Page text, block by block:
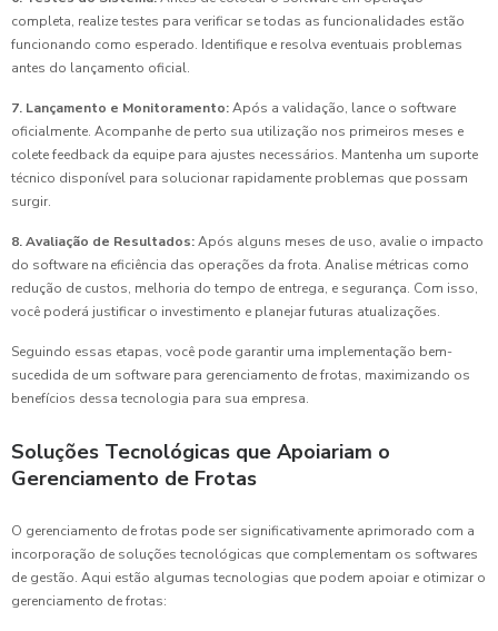
completa, realize testes para verificar se todas as funcionalidades estão
funcionando como esperado. Identifique e resolva eventuais problemas
antes do lançamento oficial.
7. Lançamento e Monitoramento:Após a validação, lance o software
oficialmente. Acompanhe de perto sua utilização nos primeiros meses e
colete feedback da equipe para ajustes necessários. Mantenha um suporte
técnico disponível para solucionar rapidamente problemas que possam
surgir.
8. Avaliação de Resultados:Após alguns meses de uso, avalie o impacto
do software na eficiência das operações da frota. Analise métricas como
redução de custos, melhoria do tempo de entrega, e segurança. Com isso,
você poderá justificar o investimento e planejar futuras atualizações.
Seguindo essas etapas, você pode garantir uma implementação bem-
sucedida de um software para gerenciamento de frotas, maximizando os
benefícios dessa tecnologia para sua empresa.
Soluções Tecnológicas que Apoiariam o
Gerenciamento de Frotas
O gerenciamento de frotas pode ser significativamente aprimorado com a
incorporação de soluções tecnológicas que complementam os softwares
de gestão. Aqui estão algumas tecnologias que podem apoiar e otimizar o
gerenciamento de frotas: